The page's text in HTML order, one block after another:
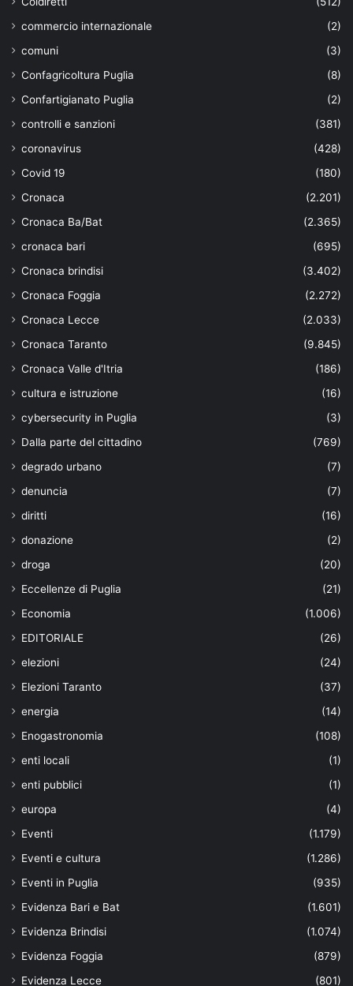
commercio internazionale
(2)
comuni
(3)
Confagricoltura Puglia
(8)
Confartigianato Puglia
(2)
controlli e sanzioni
(381)
coronavirus
(428)
Covid 19
(180)
Cronaca
(2.201)
Cronaca Ba/Bat
(2.365)
cronaca bari
(695)
Cronaca brindisi
(3.402)
Cronaca Foggia
(2.272)
Cronaca Lecce
(2.033)
Cronaca Taranto
(9.845)
Cronaca Valle d'Itria
(186)
cultura e istruzione
(16)
cybersecurity in Puglia
(3)
Dalla parte del cittadino
(769)
degrado urbano
(7)
denuncia
(7)
diritti
(16)
donazione
(2)
droga
(20)
Eccellenze di Puglia
(21)
Economia
(1.006)
EDITORIALE
(26)
elezioni
(24)
Elezioni Taranto
(37)
energia
(14)
Enogastronomia
(108)
enti locali
(1)
enti pubblici
(1)
europa
(4)
Eventi
(1.179)
Eventi e cultura
(1.286)
Eventi in Puglia
(935)
Evidenza Bari e Bat
(1.601)
Evidenza Brindisi
(1.074)
Evidenza Foggia
(879)
Evidenza Lecce
(801)